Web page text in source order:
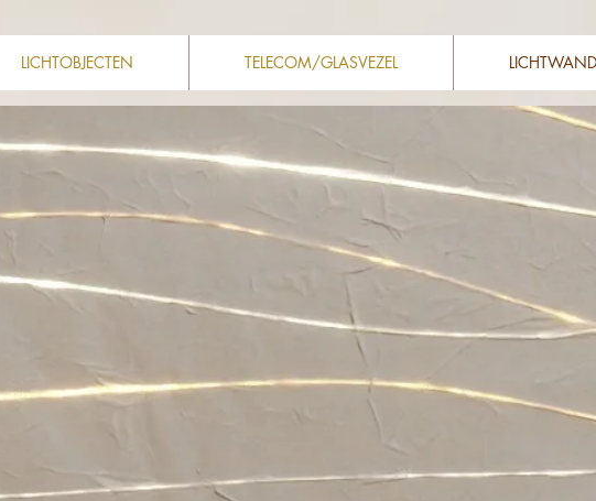
LICHTOBJECTEN TELECOM/GLASVEZEL